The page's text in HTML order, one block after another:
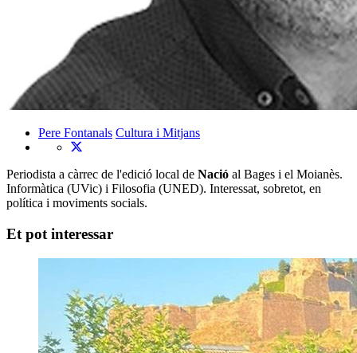
Pere Fontanals Cultura i Mitjans
Periodista a càrrec de l'edició local de Nació al Bages i el Moianès.
Informàtica (UVic) i Filosofia (UNED). Interessat, sobretot, en
política i moviments socials.
Et pot interessar